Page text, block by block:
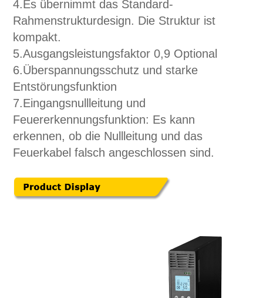
4.Es übernimmt das Standard-
Rahmenstrukturdesign. Die Struktur ist
kompakt.
5.Ausgangsleistungsfaktor 0,9 Optional
6.Überspannungsschutz und starke
Entstörungsfunktion
7.Eingangsnullleitung und
Feuererkennungsfunktion: Es kann
erkennen, ob die Nullleitung und das
Feuerkabel falsch angeschlossen sind.